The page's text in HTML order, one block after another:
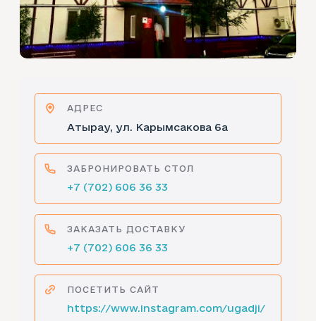
АДРЕС
Атырау, ул. Карымсакова 6а
ЗАБРОНИРОВАТЬ СТОЛ
+7 (702) 606 36 33
ЗАКАЗАТЬ ДОСТАВКУ
+7 (702) 606 36 33
ПОСЕТИТЬ САЙТ
https://www.instagram.com/ugadji/